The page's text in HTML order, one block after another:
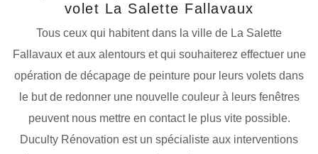
volet La Salette Fallavaux
Tous ceux qui habitent dans la ville de La Salette
Fallavaux et aux alentours et qui souhaiterez effectuer une
opération de décapage de peinture pour leurs volets dans
le but de redonner une nouvelle couleur à leurs fenêtres
peuvent nous mettre en contact le plus vite possible.
Duculty Rénovation est un spécialiste aux interventions